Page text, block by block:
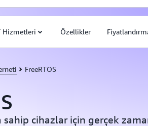
Hizmetleri Özellikler
FreeRTOS
sahip cihazlar için gerçek